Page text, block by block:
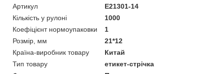
Артикул
E21301-14
Кількість у рулоні
1000
Коефіцієнт нормоупаковки
1
Розмір, мм
21*12
Країна-виробник товару
Китай
Тип товару
етикет-стрічка